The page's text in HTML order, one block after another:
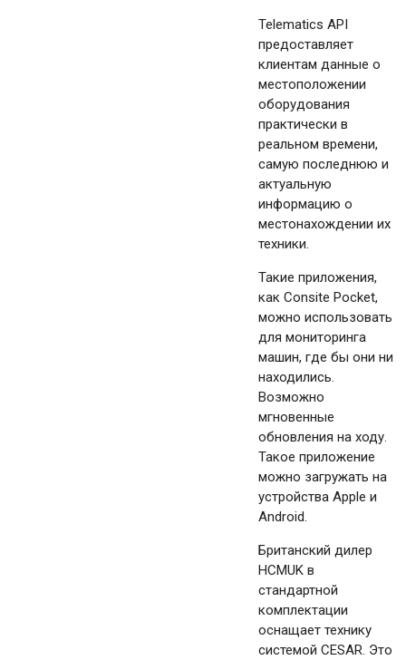
Telematics API
предоставляет
клиентам данные о
местоположении
оборудования
практически в
реальном времени,
самую последнюю и
актуальную
информацию о
местонахождении их
техники.
Такие приложения,
как Consite Pocket,
можно использовать
для мониторинга
машин, где бы они ни
находились.
Возможно
мгновенные
обновления на ходу.
Такое приложение
можно загружать на
устройства Apple и
Android.
Британский дилер
HCMUK в
стандартной
комплектации
оснащает технику
системой CESAR. Это